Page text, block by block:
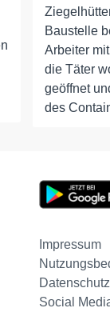
Baustelle
Arbeiter
die Täter
geöffnet
des
Impressum
Datenschutz
Social